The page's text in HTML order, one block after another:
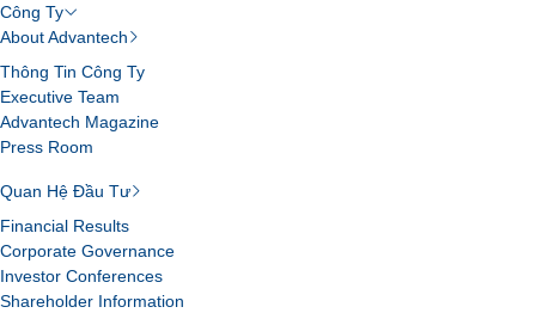
Công Ty
About Advantech
Thông Tin Công Ty
Executive Team
Advantech Magazine
Press Room
Quan Hệ Đầu Tư
Financial Results
Corporate Governance
Investor Conferences
Shareholder Information